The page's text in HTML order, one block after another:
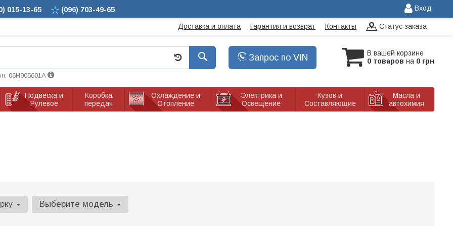
015-13-65 (096) 703-49-65 Вход
Доставка и оплата Гарантия и возврат Контакты Статус заказа
В вашей корзине
0 товаров на 0 грн
Запрос по VIN
06H905601A
Подвеска и
Рулевое
Коробка
передач
Охлаждение и
Отопление
Электрика и
Освещение
Кузов и
Составляющие
Масла и
автохимия
Выберите модель